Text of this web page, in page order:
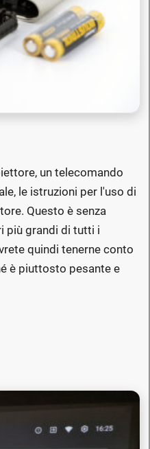
un telecomando
le istruzioni per l'uso di
Questo è senza
più grandi di tutti i
quindi tenerne conto
è piuttosto pesante e